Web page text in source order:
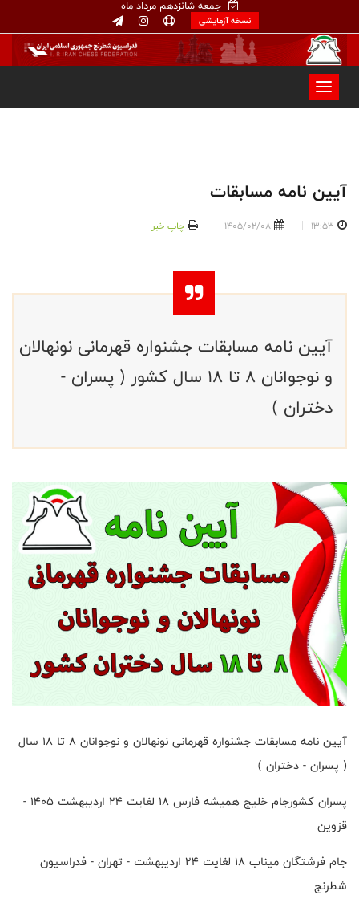
جمعه شانزدهم مرداد ماه
نسخه آزمایشی
آیین ‌نامه مسابقات
13:53
1405/02/08 چاپ خبر
آیین ‌نامه مسابقات جشنواره قهرمانی نونهالان
و نوجوانان ۸ تا ۱۸ سال کشور ( پسران -
دختران )
آیین ‌نامه مسابقات جشنواره قهرمانی نونهالان و نوجوانان ۸ تا ۱۸ سال
( پسران - دختران )
پسران کشورجام خلیج همیشه فارس 18 لغایت 24 اردیبهشت 1405 -
قزوین
جام فرشتگان میناب 18 لغایت 24 اردیبهشت - تهران - فدراسیون
شطرنج